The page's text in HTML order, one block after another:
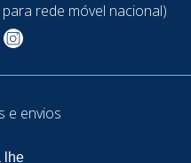
lhe
rede móvel nacional)
e envios